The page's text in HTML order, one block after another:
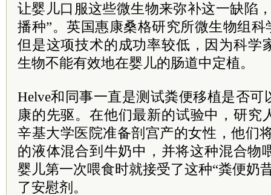
让婴儿口服这些微生物来弥补这一缺陷
播种”。英国惠康桑格研究所微生物组科
但是这项技术的成功率较低，因为科学
生物不能有效地在婴儿的肠道中定植。
Helve和同事一直是测试粪便移植是否
康的先驱。在他们最新的试验中，研究
辛基大学医院准备剖宫产的女性，他们
的液体混合到牛奶中，并将这种混合物
婴儿第一次喂食时就接受了这种“粪便奶
了安慰剂。